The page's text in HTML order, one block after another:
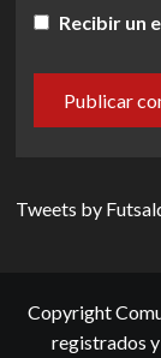
Recibir un
Tweets by
Copyright
registrados